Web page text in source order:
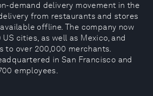
demand delivery movement in the
from restaurants and stores
offline. The company now
cities, as well as Mexico, and
to over 200,000 merchants.
in San Francisco and
employees.